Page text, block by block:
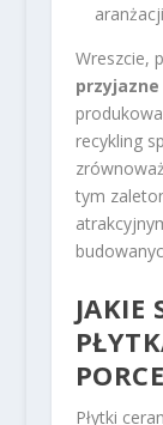
Wreszcie,
recykling
tym
JAKIE
Płytki